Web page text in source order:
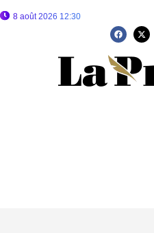
8 août 2026 12:30